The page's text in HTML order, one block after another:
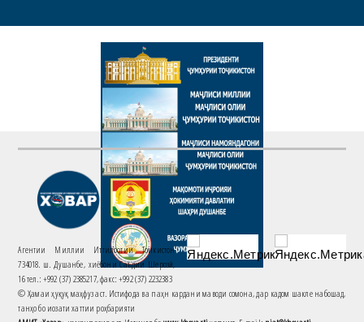
Агентии Миллии Иттилоотии Тоҷикистон
734018. ш. Душанбе, хиёбони Саъдии Шерозӣ,
16 тел.: +992 (37) 2385217, факс: +992 (37) 2232383
© Ҳамаи ҳуқуқ маҳфуз аст. Истифода ва паҳн кардани маводи сомона, дар кадом шакле набошад,
танҳо бо иҷозати хаттии роҳбарияти